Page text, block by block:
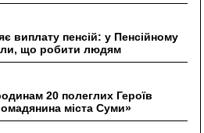
виплату пенсій: у Пенсійному
що робити людям
20 полеглих Героїв
міста Суми»